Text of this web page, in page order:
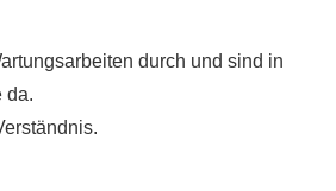
durch und sind in
da.